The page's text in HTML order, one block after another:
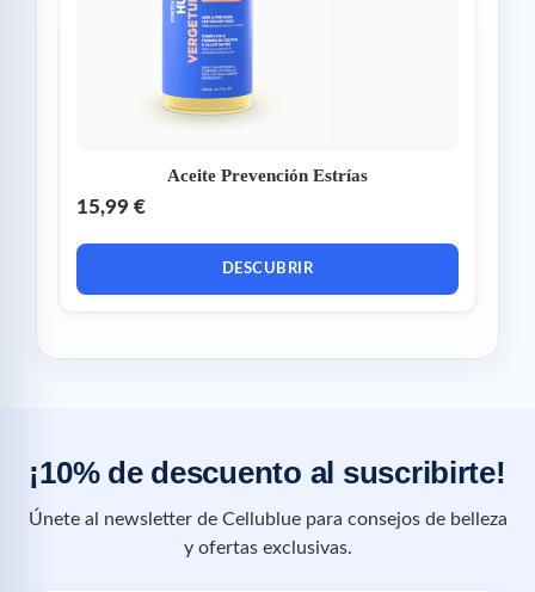
Aceite Prevención Estrías
15,99 €
DESCUBRIR
¡10% de descuento al suscribirte!
Únete al newsletter de Cellublue para consejos de belleza
y ofertas exclusivas.